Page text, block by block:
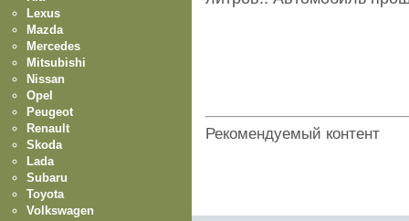
Рекомендуемый контент
Lexus
Mazda
Mercedes
Mitsubishi
Nissan
Opel
Peugeot
Renault
Skoda
Lada
Subaru
Toyota
Volkswagen